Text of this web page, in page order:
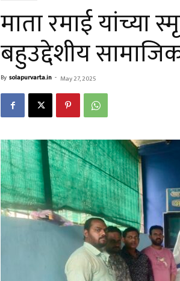
माता रमाई यांच्या
बहुउद्देशीय
By solapurvarta.in - May 27, 2025